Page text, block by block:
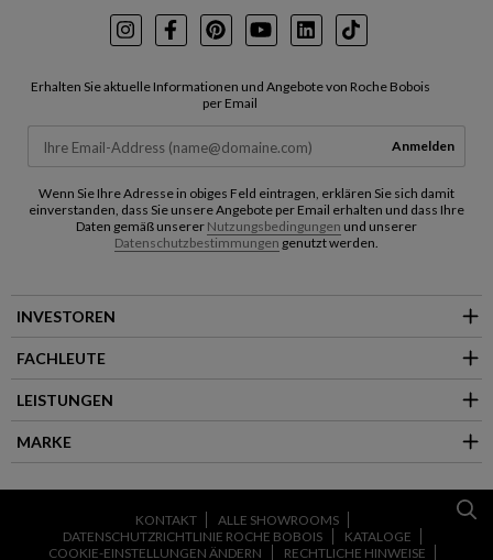
InstagramFacebookPinterest
YoutubeLinkedInTikTok
Erhalten Sie aktuelle Informationen und Angebote von Roche Bobois
per Email
Anmelden
Wenn Sie Ihre Adresse in obiges Feld eintragen, erklären Sie sich damit
einverstanden, dass Sie unsere Angebote per Email erhalten und dass Ihre
Daten gemäß unserer Nutzungsbedingungen und unserer
Datenschutzbestimmungen genutzt werden.
INVESTOREN
FACHLEUTE
LEISTUNGEN
MARKE
KONTAKT
ALLE SHOWROOMS
DATENSCHUTZRICHTLINIE ROCHE BOBOIS
KATALOGE
COOKIE-EINSTELLUNGEN ÄNDERN
RECHTLICHE HINWEISE